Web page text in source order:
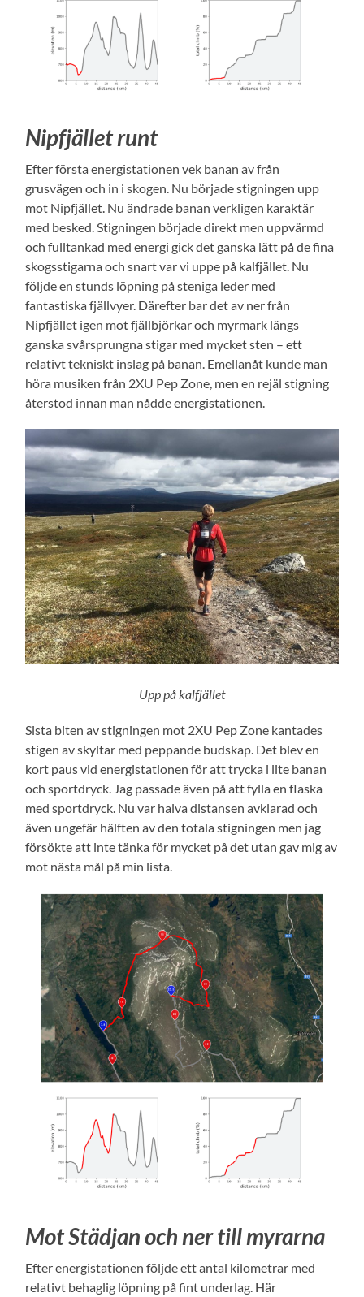
Nipfjället runt
Efter första energistationen vek banan av från
grusvägen och in i skogen. Nu började stigningen upp
mot Nipfjället. Nu ändrade banan verkligen karaktär
med besked. Stigningen började direkt men uppvärmd
och fulltankad med energi gick det ganska lätt på de fina
skogsstigarna och snart var vi uppe på kalfjället. Nu
följde en stunds löpning på steniga leder med
fantastiska fjällvyer. Därefter bar det av ner från
Nipfjället igen mot fjällbjörkar och myrmark längs
ganska svårsprungna stigar med mycket sten – ett
relativt tekniskt inslag på banan. Emellanåt kunde man
höra musiken från 2XU Pep Zone, men en rejäl stigning
återstod innan man nådde energistationen.
Upp på kalfjället
Sista biten av stigningen mot 2XU Pep Zone kantades
stigen av skyltar med peppande budskap. Det blev en
kort paus vid energistationen för att trycka i lite banan
och sportdryck. Jag passade även på att fylla en flaska
med sportdryck. Nu var halva distansen avklarad och
även ungefär hälften av den totala stigningen men jag
försökte att inte tänka för mycket på det utan gav mig av
mot nästa mål på min lista.
Mot Städjan och ner till myrarna
Efter energistationen följde ett antal kilometrar med
relativt behaglig löpning på fint underlag. Här